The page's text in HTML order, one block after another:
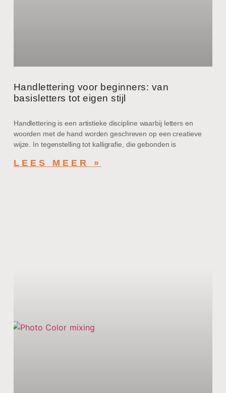
Handlettering voor beginners: van
basisletters tot eigen stijl
Handlettering is een artistieke discipline waarbij letters en
woorden met de hand worden geschreven op een creatieve
wijze. In tegenstelling tot kalligrafie, die gebonden is
LEES MEER »